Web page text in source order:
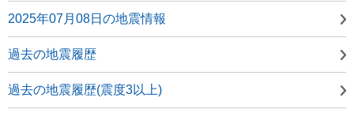
2025年07月08日の地震情報
過去の地震履歴
過去の地震履歴(震度3以上)